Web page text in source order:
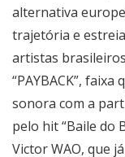
alternativa
trajetória e
artistas
“PAYBACK”,
sonora com a
pelo hit “Baile do
Victor WAO, que